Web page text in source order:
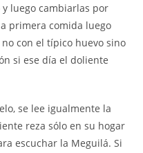
luego cambiarlas por
primera comida luego
no con el típico huevo sino
si ese día el doliente
se lee igualmente la
reza sólo en su hogar
escuchar la Meguilá. Si